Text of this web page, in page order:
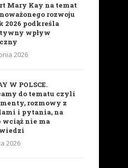
To już nie jest praca. To
PASJA
15 maja 2019
Mary Kay na temat
rozwoju
2026 podkreśla
wpływ
2026
W POLSCE.
do tematu czyli
rozmowy z
i pytania, na
wciąż nie ma
2026